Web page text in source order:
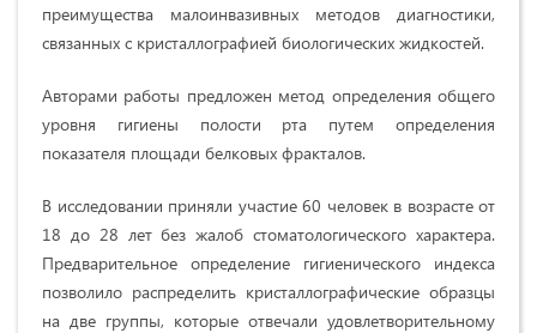
преимущества малоинвазивных методов диагностики,
связанных с кристаллографией биологических жидкостей.
Авторами работы предложен метод определения общего
уровня гигиены полости рта путем определения
показателя площади белковых фракталов.
В исследовании приняли участие 60 человек в возрасте от
18 до 28 лет без жалоб стоматологического характера.
Предварительное определение гигиенического индекса
позволило распределить кристаллографические образцы
на две группы, которые отвечали удовлетворительному